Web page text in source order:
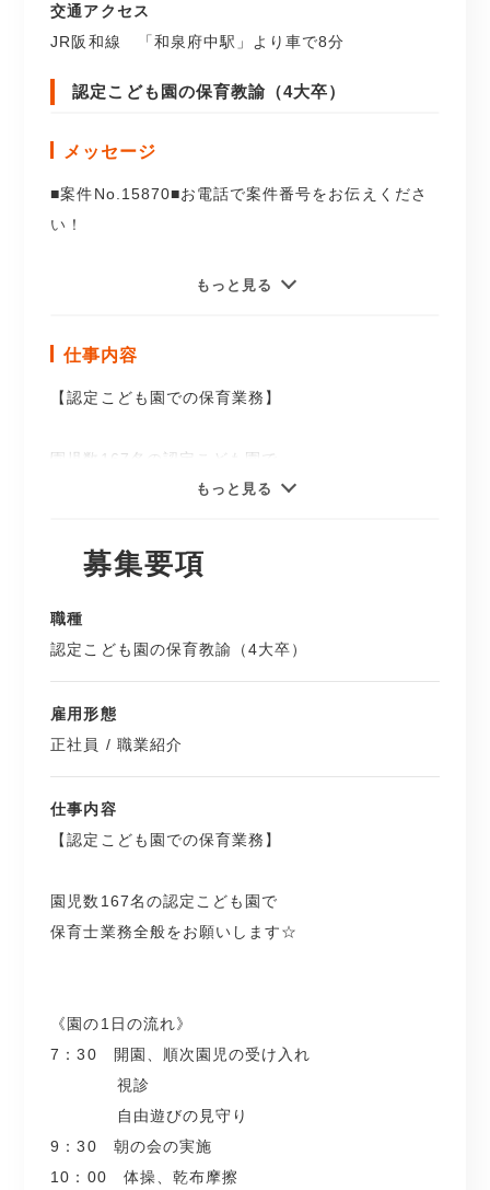
交通アクセス
JR阪和線 「和泉府中駅」より車で8分
認定こども園の保育教諭（4大卒）
メッセージ
■案件No.15870■お電話で案件番号をお伝えくださ
い！
保育士の職業紹介求人案件です♪
＼ここがポイント！／
◆毎年昇給あり
令和8年3月卒業生、歓迎です！
もちろん、第二新卒や他園での経験があって
転職をお考えの方も大歓迎☆
＿＿＿＿＿＿＿＿＿＿＿＿
▼こんな園さんです
0～5歳児が通い、全部で6クラスあります☆
幅広い年齢層が活躍中！
大きな窓がたくさんあり、
光がたくさん差し込む開放的な園舎☆
毎月クッキングを行って
もっと見る
仕事内容
【認定こども園での保育業務】
園児数167名の認定こども園で
保育士業務全般をお願いします☆
《園の1日の流れ》
7：30 開園、順次園児の受け入れ
視診
9：30 朝の会の実施
10：00 体操、乾布摩擦
12：00 給食
もっと見る
募集要項
職種
認定こども園の保育教諭（4大卒）
雇用形態
正社員 / 職業紹介
仕事内容
【認定こども園での保育業務】
園児数167名の認定こども園で
保育士業務全般をお願いします☆
《園の1日の流れ》
7：30 開園、順次園児の受け入れ
視診
自由遊びの見守り
9：30 朝の会の実施
10：00 体操、乾布摩擦